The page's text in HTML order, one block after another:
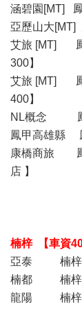
涵碧園[MT]
亞歷山大
艾旅 [MT]
300】
艾旅 [MT]
400】
NL概念 鳳
鳳甲高雄縣
康橋商旅 鳳
店 】
楠梓 【車資
亞泰 楠梓區
楠都 楠梓
龍陽 楠梓